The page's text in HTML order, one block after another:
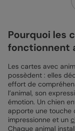
Pourquoi les
fonctionnent
Les cartes avec
possèdent : elles
effort de
l’animal, son
émotion. Un chien
apporte une touche
impressionne et un
Chaque animal